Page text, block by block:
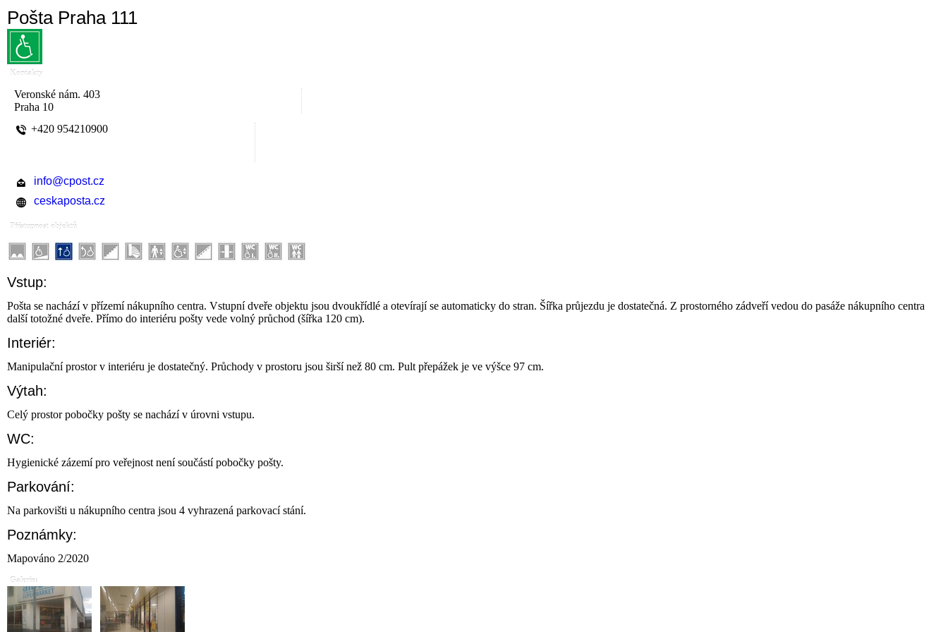
Pošta Praha 111
Kontakty
Veronské nám. 403
Praha 10
+420 954210900
info@cpost.cz
ceskaposta.cz
Přístupnost objektů
Vstup:
Pošta se nachází v přízemí nákupního centra. Vstupní dveře objektu jsou dvoukřídlé a otevírají se automaticky do stran. Šířka průjezdu je dostatečná. Z prostorného zádveří vedou do pasáže nákupního centra
další totožné dveře. Přímo do interiéru pošty vede volný průchod (šířka 120 cm).
Interiér:
Manipulační prostor v interiéru je dostatečný. Průchody v prostoru jsou širší než 80 cm. Pult přepážek je ve výšce 97 cm.
Výtah:
Celý prostor pobočky pošty se nachází v úrovni vstupu.
WC:
Hygienické zázemí pro veřejnost není součástí pobočky pošty.
Parkování:
Na parkovišti u nákupního centra jsou 4 vyhrazená parkovací stání.
Poznámky:
Mapováno 2/2020
Galerie: